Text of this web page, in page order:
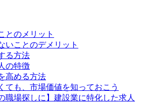
とのメリット
いことのデメリット
る方法
の特徴
高める方法
ても、市場価値を知っておこう
職場探しに】建設業に特化した求人